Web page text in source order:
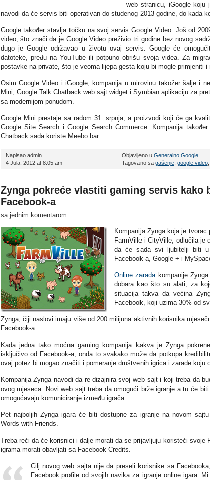
web stranicu, iGoogle koju
navodi da će servis biti operativan do studenog 2013 godine, do kada
Google također stavlja točku na svoj servis Google Video. Još od
video, što znači da je Google Video preživio tri godine bez novog
dugo je Google održavao u životu ovaj servis. Google će
datoteke, pređu na YouTube ili potpuno obrišu svoja videa. Za
postavke na private, što je veoma lijepa gesta koju bi mogle primjeniti i
Osim Google Video i iGoogle, kompanija u mirovinu takožer šalje i
Mini, Google Talk Chatback web sajt widget i Symbian aplikaciju za
sa modernijom ponudom.
Google Mini prestaje sa radom 31. srpnja, a proizvodi koji će ga
Google Site Search i Google Search Commerce. Kompanija
Chatback sada koriste Meebo bar.
Napisao admin
4 Jula, 2012 at 8:05 am
Objavljeno u Generalno, Google
Tagovano sa gašenje, google video,
Zynga pokreće vlastiti gaming servis kako
Facebook-a
sa jednim komentarom
Kompanija Zynga koja je
FarmVille i CityVille, odlučila je
da će sada svi ljubitelji biti u
Facebook-a, Google + i
Online zaradakompanije
dobara kao što su alati, za
situacija takva da većina
Facebook, koji uzima 30% od
Zynga, čiji naslovi imaju više od 200 milijuna aktivnih korisnika
Facebook-a.
Kada jedna tako moćna gaming kompanija kakva je Zynga
isključivo od Facebook-a, onda to svakako može da potkopa
ovaj potez bi mogao značiti i pomeranje društvenih igrica i zarade koju
Kompanija Zynga navodi da re-dizajnira svoj web sajt i koji treba da
ovog mjeseca. Novi web sajt treba da omogući brže igranje a tu će
omogućavaju komuniciranje između igrača.
Pet najboljih Zynga igara će biti dostupne za igranje na novom
Words with Friends.
Treba reći da će korisnici i dalje morati da se prijavljuju koristeći svoje
igrama morati obavljati sa Facebook Credits.
Cilj novog web sajta nije da preseli korisnike sa
Facebook profile od svojih navika za igranje online igara.